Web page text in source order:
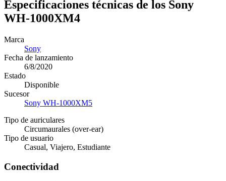
Especificaciones técnicas de los Sony
WH-1000XM4
Marca
Sony
Fecha de lanzamiento
6/8/2020
Estado
Disponible
Sucesor
Sony WH-1000XM5
Tipo de auriculares
Circumaurales (over-ear)
Tipo de usuario
Casual, Viajero, Estudiante
Conectividad